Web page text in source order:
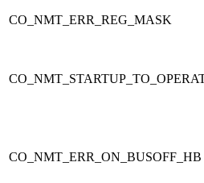
CO_NMT_ERR_REG_MASK
CO_NMT_ERR_ON_BUSOFF_HB